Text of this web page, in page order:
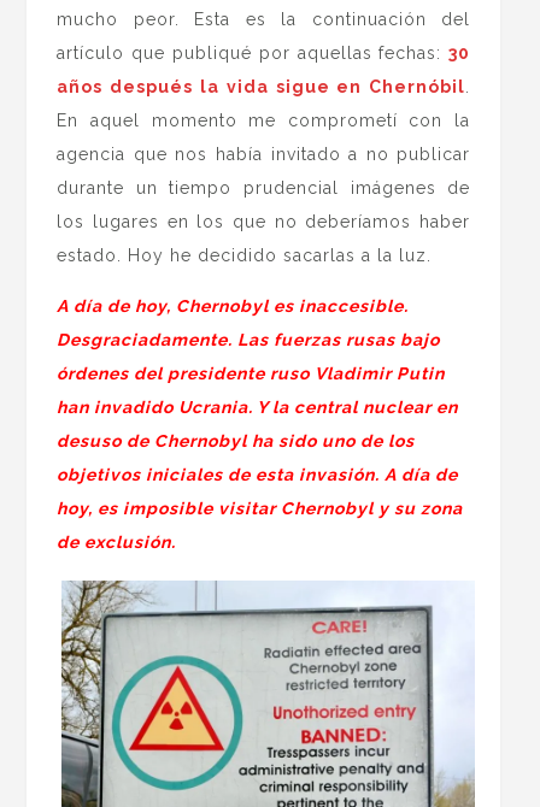
mucho peor. Esta es la continuación del
artículo que publiqué por aquellas fechas:30
años después la vida sigue en Chernóbil
En aquel momento me comprometí con la
agencia que nos había invitado a no publicar
durante un tiempo prudencial imágenes de
los lugares en los que no deberíamos haber
estado. Hoy he decidido sacarlas a la luz.
A día de hoy, Chernobyl es inaccesible.
Desgraciadamente. Las fuerzas rusas bajo
órdenes del presidente ruso Vladimir Putin
han invadido Ucrania. Y la central nuclear en
desuso de Chernobyl ha sido uno de los
objetivos iniciales de esta invasión. A día de
hoy, es imposible visitar Chernobyl y su zona
de exclusión.